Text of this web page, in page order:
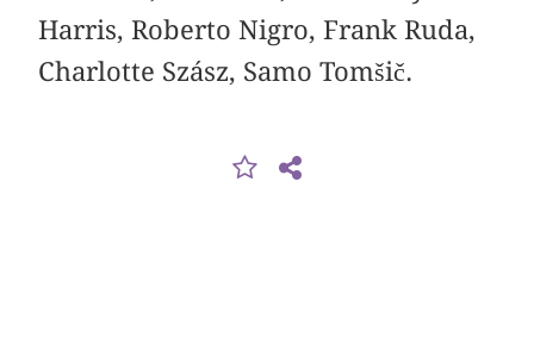
Harris, Roberto Nigro, Frank Ruda,
Charlotte Szász, Samo Tomšič.